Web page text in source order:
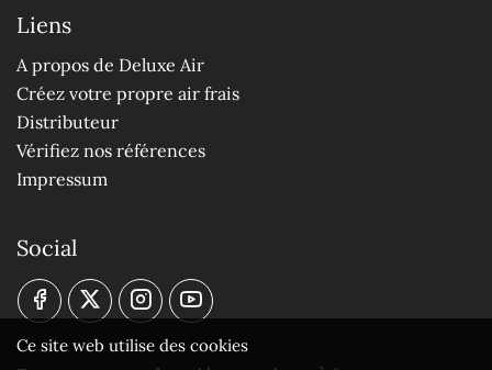
Liens
A propos de Deluxe Air
Créez votre propre air frais
Distributeur
Vérifiez nos références
Impressum
Social
Ce site web utilise des cookies